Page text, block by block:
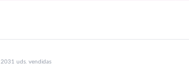
2031 uds. vendidas